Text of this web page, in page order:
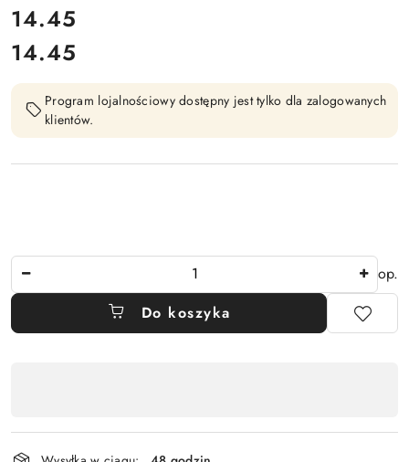
cena:
14.45
Cena:
14.45
Program lojalnościowy dostępny jest tylko dla zalogowanych
klientów.
op.
Do koszyka
płatność
i